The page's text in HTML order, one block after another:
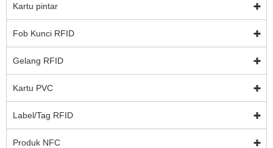
Kartu pintar
Fob Kunci RFID
Gelang RFID
Kartu PVC
Label/Tag RFID
Produk NFC